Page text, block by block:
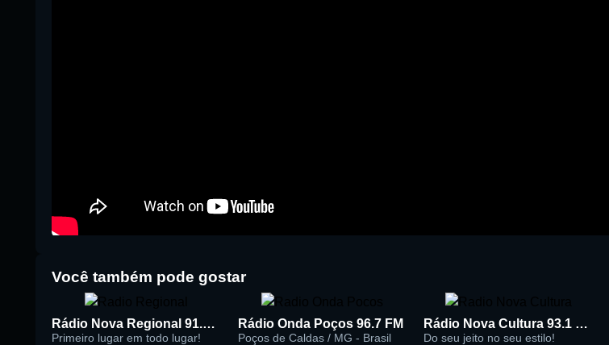
Você também pode gostar
Rádio Nova Regional 91.5 FM
Primeiro lugar em todo lugar!
Rádio Onda Poços 96.7 FM
Poços de Caldas / MG - Brasil
Rádio Nova Cultura 93.1 FM
Do seu jeito no seu estilo!